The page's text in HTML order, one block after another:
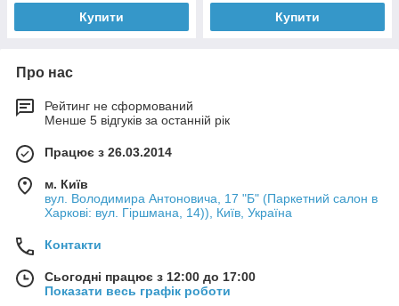
Купити Купити
Про нас
Рейтинг не сформований
Менше 5 відгуків за останній рік
Працює з 26.03.2014
м. Київ
вул. Володимира Антоновича, 17 "Б" (Паркетний салон в
Харкові: вул. Гіршмана, 14)), Київ, Україна
Контакти
Сьогодні працює з 12:00 до 17:00
Показати весь графік роботи